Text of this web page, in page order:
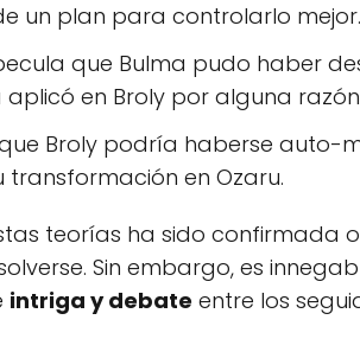
un plan para controlarlo mejor.
que Bulma pudo haber
en Broly por alguna
Broly podría haberse auto-
en Ozaru.
teorías ha sido confirmada
Sin embargo, es
intriga y debate entre los